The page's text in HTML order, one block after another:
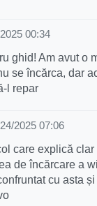
00:34
ghid! Am avut o
se încărca, dar
l repar
2025 07:06
care explică clar
de încărcare a
cu asta